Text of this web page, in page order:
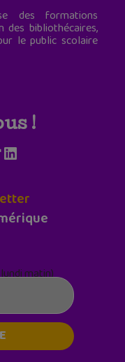
des formations
des bibliothécaires,
le public scolaire
!
LinkedIn
matin)